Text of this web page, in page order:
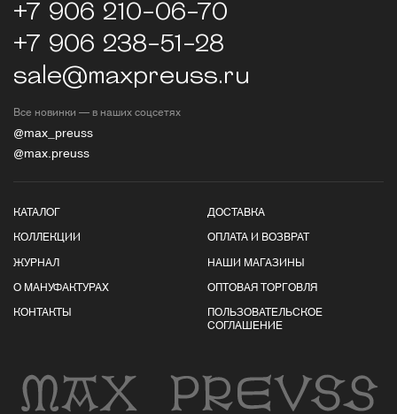
+7 906 210-06-70
+7 906 238-51-28
sale@maxpreuss.ru
Все новинки — в наших соцсетях
@max_preuss
@max.preuss
КАТАЛОГ
КОЛЛЕКЦИИ
ЖУРНАЛ
О МАНУФАКТУРАХ
КОНТАКТЫ
ДОСТАВКА
ОПЛАТА И ВОЗВРАТ
НАШИ МАГАЗИНЫ
ОПТОВАЯ ТОРГОВЛЯ
ПОЛЬЗОВАТЕЛЬСКОЕ
СОГЛАШЕНИЕ